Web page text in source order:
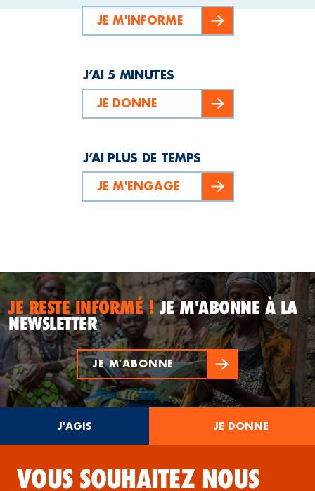
JE M'INFORME
J’AI 5 MINUTES
JE DONNE
J’AI PLUS DE TEMPS
JE M'ENGAGE
JE RESTE INFORMÉ !JE M'ABONNE À LA
NEWSLETTER
JE M'ABONNE
J'AGIS JE DONNE
VOUS SOUHAITEZ NOUS